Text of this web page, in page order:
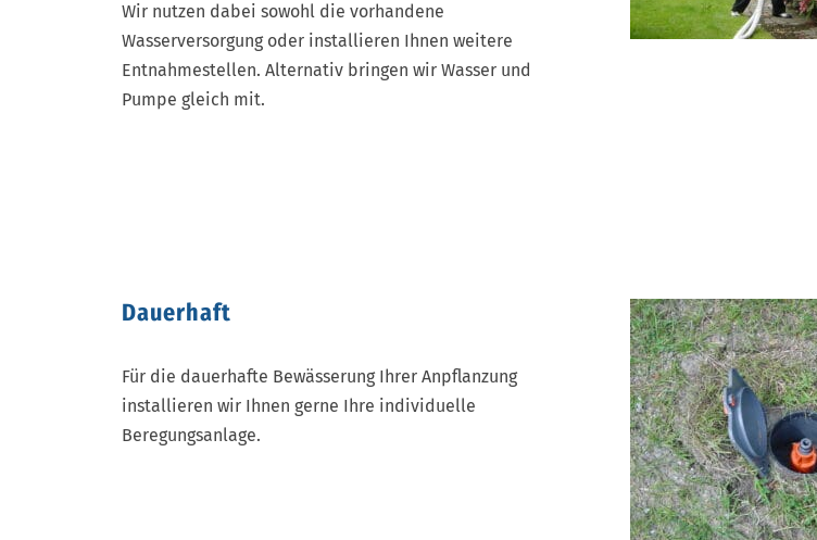
Wir nutzen dabei sowohl die vorhandene
Wasserversorgung oder installieren Ihnen weitere
Entnahmestellen. Alternativ bringen wir Wasser und
Pumpe gleich mit.
Dauerhaft
Für die dauerhafte Bewässerung Ihrer Anpflanzung
installieren wir Ihnen gerne Ihre individuelle
Beregungsanlage.